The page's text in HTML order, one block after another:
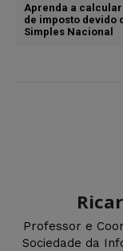
Aprenda a
de imposto devido
Simples Nacional
Professor e
Sociedade da